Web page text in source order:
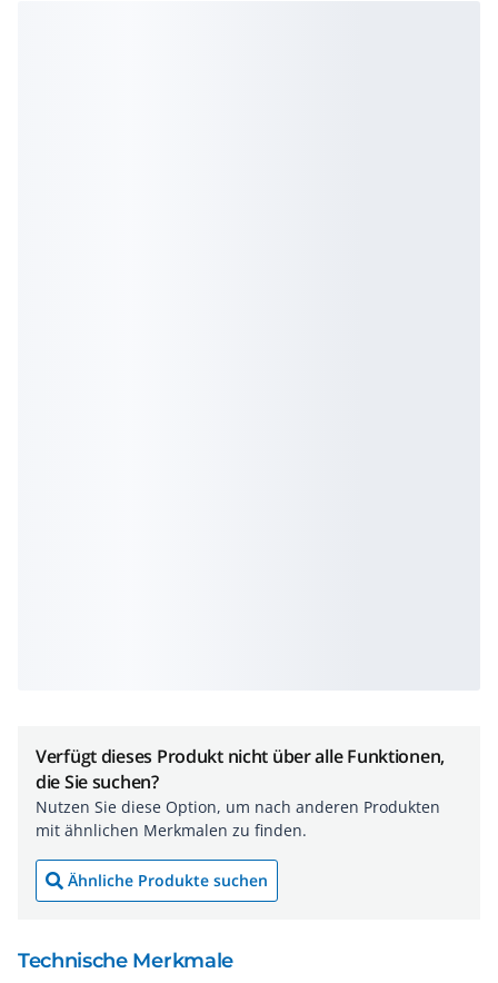
Verfügt dieses Produkt nicht über alle Funktionen,
die Sie suchen?
Nutzen Sie diese Option, um nach anderen Produkten
mit ähnlichen Merkmalen zu finden.
Ähnliche Produkte suchen
Technische Merkmale